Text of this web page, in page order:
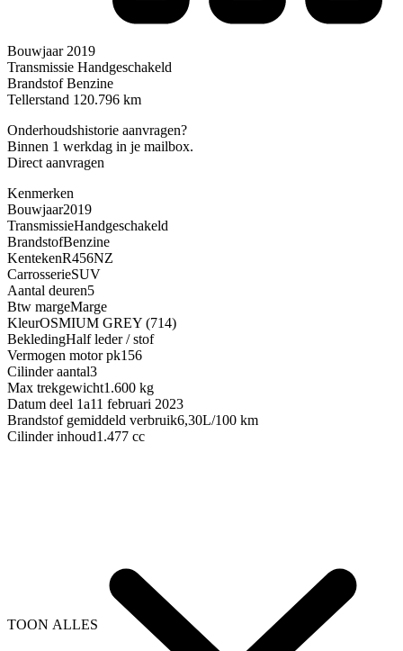
Bouwjaar 2019
Transmissie Handgeschakeld
Brandstof Benzine
Tellerstand 120.796 km
Onderhoudshistorie aanvragen?
Binnen 1 werkdag in je mailbox.
Direct aanvragen
Kenmerken
Bouwjaar2019
TransmissieHandgeschakeld
BrandstofBenzine
KentekenR456NZ
CarrosserieSUV
Aantal deuren5
Btw margeMarge
KleurOSMIUM GREY (714)
BekledingHalf leder / stof
Vermogen motor pk156
Cilinder aantal3
Max trekgewicht1.600 kg
Datum deel 1a11 februari 2023
Brandstof gemiddeld verbruik6,30L/100 km
Cilinder inhoud1.477 cc
TOON ALLES